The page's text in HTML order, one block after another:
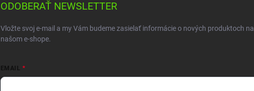
ODOBERAŤ NEWSLETTER
Vložte svoj e-mail a my Vám budeme zasielať informácie o nových produktoch na
našom e-shope.
EMAIL